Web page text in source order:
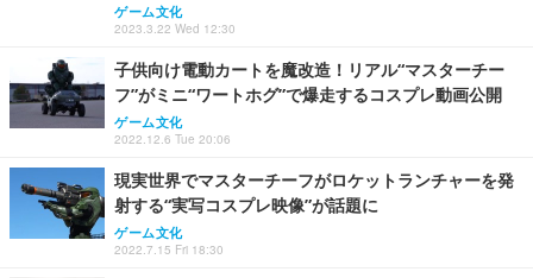
ゲーム文化
2023.3.22 Wed 12:30
子供向け電動カートを魔改造！リアル“マスターチー
フ”がミニ“ワートホグ”で爆走するコスプレ動画公開
ゲーム文化
2022.12.6 Tue 20:06
現実世界でマスターチーフがロケットランチャーを発
射する“実写コスプレ映像”が話題に
ゲーム文化
2022.7.15 Fri 18:30